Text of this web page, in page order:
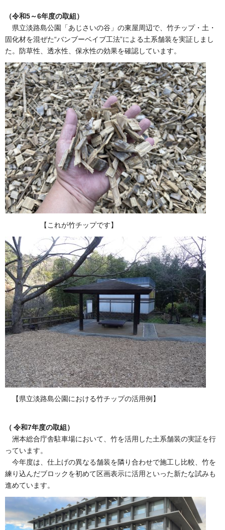
（令和5～6年度の取組）
県立淡路島公園「あじさいの谷」の東屋周辺で、竹チップ・土・
固化材を混ぜた“バンブーベイブ工法”による土系舗装を実証しまし
た。防草性、透水性、保水性の効果を確認しています。
【これが竹チップです】
【県立淡路島公園における竹チップの活用例】
（ 令和7年度の取組）
洲本総合庁舎駐車場において、竹を活用した土系舗装の実証を行
っています。
今年度は、仕上げの異なる舗装を隣り合わせで施工し比較、竹を
練り込んだブロックを初めて区画表示に活用といった新たな試みも
進めています。